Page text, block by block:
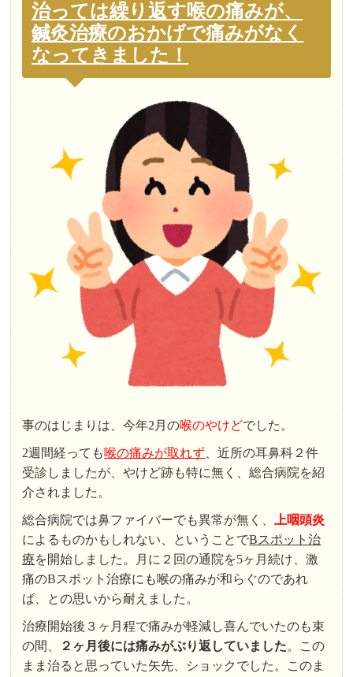
治っては繰り返す喉の痛みが、
鍼灸治療のおかげで痛みがなく
なってきました！
事のはじまりは、今年2月の喉のやけどでした。
2週間経っても喉の痛みが取れず 、近所の耳鼻科２件
受診しましたが、やけど跡も特に無く、総合病院を紹
介されました。
総合病院では鼻ファイバーでも異常が無く、
上咽頭炎
によるものかもしれない、ということでBスポット治
療を開始しました。月に２回の通院を5ヶ月続け、激
痛のBスポット治療にも喉の痛みが和らぐのであれ
ば、との思いから耐えました。
治療開始後３ヶ月程で痛みが軽減し喜んでいたのも束
の間、
２ヶ月後には痛みがぶり返していました。この
まま治ると思っていた矢先、ショックでした。このま